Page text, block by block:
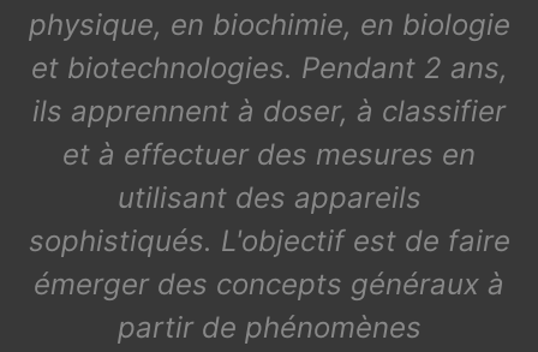
physique, en biochimie, en biologie
et biotechnologies. Pendant 2 ans,
ils apprennent à doser, à classifier
et à effectuer des mesures en
utilisant des appareils
sophistiqués. L'objectif est de faire
émerger des concepts généraux à
partir de phénomènes